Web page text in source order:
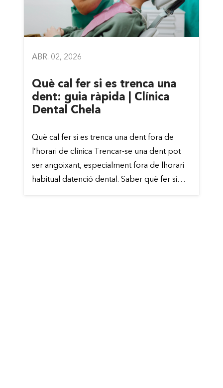
ABR. 02, 2026
Què cal fer si es trenca una
dent: guia ràpida | Clínica
Dental Chela
Què cal fer si es trenca una dent fora de
l’horari de clínica Trencar-se una dent pot
ser angoixant, especialment fora de lhorari
habitual datenció dental. Saber què fer si…